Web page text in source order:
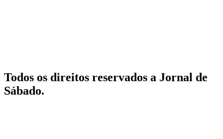
Todos os direitos reservados a Jornal de
Sábado.